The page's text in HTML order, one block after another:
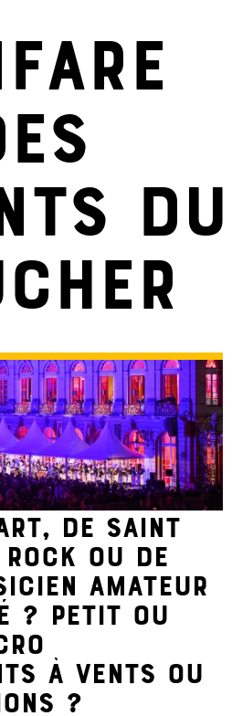
du
de Saint
rock ou de
amateur
? Petit ou
à vents ou
?